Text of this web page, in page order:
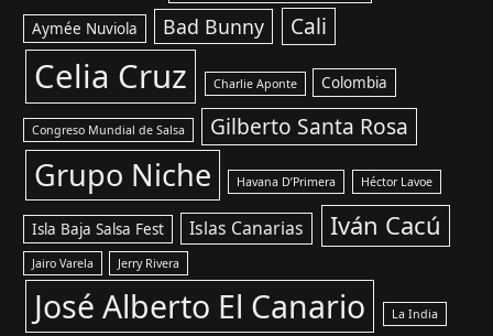
Aymée Nuviola Bad Bunny Cali
Celia Cruz Charlie Aponte Colombia
Congreso Mundial de Salsa Gilberto Santa Rosa
Grupo Niche Havana D’Primera Héctor Lavoe
Isla Baja Salsa Fest Islas Canarias Iván Cacú
Jairo Varela Jerry Rivera
José Alberto El Canario La India